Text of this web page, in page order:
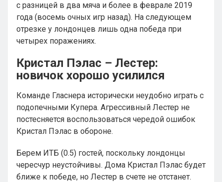
с разницей в два мяча и более в феврале 2019
года (восемь очных игр назад). На следующем
отрезке у лондонцев лишь одна победа при
четырех поражениях.
Кристал Пэлас – Лестер:
новичок хорошо усилился
Команде Гласнера исторически неудобно играть с
подопечными Купера. Агрессивный Лестер не
постесняется воспользоваться чередой ошибок
Кристал Пэлас в обороне.
Берем ИТБ (0.5) гостей, поскольку лондонцы
чересчур неустойчивы. Дома Кристал Пэлас будет
ближе к победе, но Лестер в счете не отстанет.